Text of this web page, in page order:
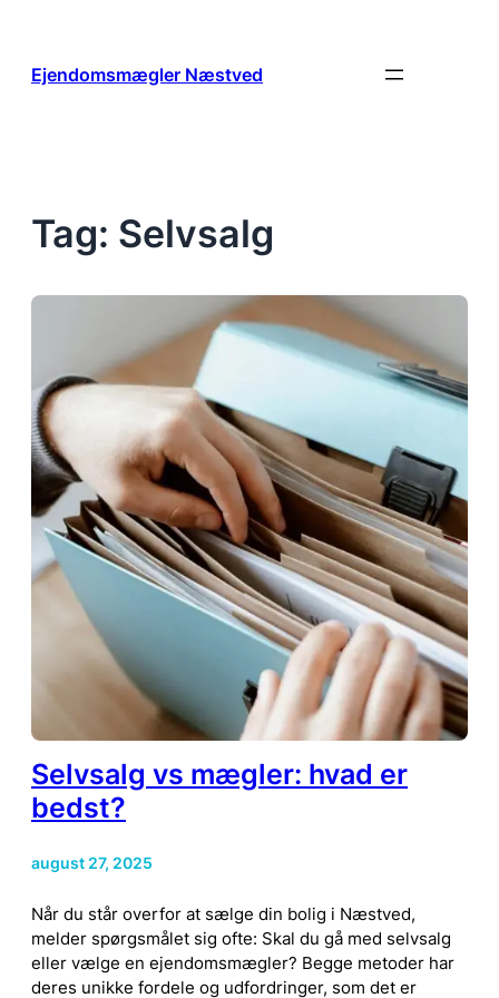
indhold
Ejendomsmægler Næstved
Tag: Selvsalg
Selvsalg vs mægler: hvad er
bedst?
august 27, 2025
Når du står overfor at sælge din bolig i Næstved,
melder spørgsmålet sig ofte: Skal du gå med selvsalg
eller vælge en ejendomsmægler? Begge metoder har
deres unikke fordele og udfordringer, som det er